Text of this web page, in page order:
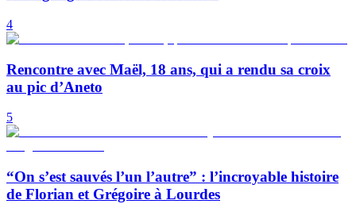
4
Rencontre avec Maël, 18 ans, qui a rendu sa croix
au pic d’Aneto
5
“On s’est sauvés l’un l’autre” : l’incroyable histoire
de Florian et Grégoire à Lourdes